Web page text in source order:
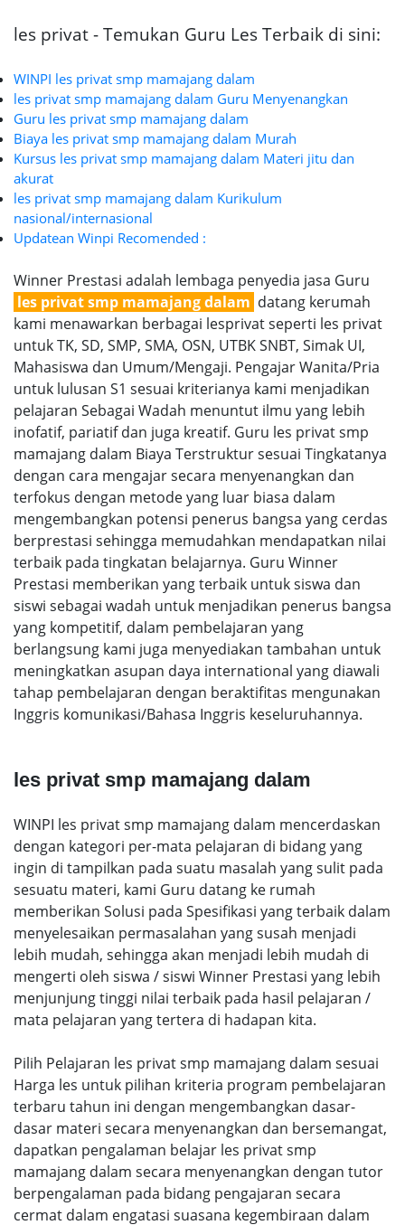
les privat - Temukan Guru Les Terbaik di sini:
WINPI les privat smp mamajang dalam
les privat smp mamajang dalam Guru Menyenangkan
Guru les privat smp mamajang dalam
Biaya les privat smp mamajang dalam Murah
Kursus les privat smp mamajang dalam Materi jitu dan
akurat
les privat smp mamajang dalam Kurikulum
nasional/internasional
Updatean Winpi Recomended :
Winner Prestasi adalah lembaga penyedia jasa Guru
les privat smp mamajang dalam datang kerumah
kami menawarkan berbagai lesprivat seperti les privat
untuk TK, SD, SMP, SMA, OSN, UTBK SNBT, Simak UI,
Mahasiswa dan Umum/Mengaji. Pengajar Wanita/Pria
untuk lulusan S1 sesuai kriterianya kami menjadikan
pelajaran Sebagai Wadah menuntut ilmu yang lebih
inofatif, pariatif dan juga kreatif. Guru les privat smp
mamajang dalam Biaya Terstruktur sesuai Tingkatanya
dengan cara mengajar secara menyenangkan dan
terfokus dengan metode yang luar biasa dalam
mengembangkan potensi penerus bangsa yang cerdas
berprestasi sehingga memudahkan mendapatkan nilai
terbaik pada tingkatan belajarnya. Guru Winner
Prestasi memberikan yang terbaik untuk siswa dan
siswi sebagai wadah untuk menjadikan penerus bangsa
yang kompetitif, dalam pembelajaran yang
berlangsung kami juga menyediakan tambahan untuk
meningkatkan asupan daya international yang diawali
tahap pembelajaran dengan beraktifitas mengunakan
Inggris komunikasi/Bahasa Inggris keseluruhannya.
les privat smp mamajang dalam
WINPI les privat smp mamajang dalam mencerdaskan
dengan kategori per-mata pelajaran di bidang yang
ingin di tampilkan pada suatu masalah yang sulit pada
sesuatu materi, kami Guru datang ke rumah
memberikan Solusi pada Spesifikasi yang terbaik dalam
menyelesaikan permasalahan yang susah menjadi
lebih mudah, sehingga akan menjadi lebih mudah di
mengerti oleh siswa / siswi Winner Prestasi yang lebih
menjunjung tinggi nilai terbaik pada hasil pelajaran /
mata pelajaran yang tertera di hadapan kita.
Pilih Pelajaran les privat smp mamajang dalam sesuai
Harga les untuk pilihan kriteria program pembelajaran
terbaru tahun ini dengan mengembangkan dasar-
dasar materi secara menyenangkan dan bersemangat,
dapatkan pengalaman belajar les privat smp
mamajang dalam secara menyenangkan dengan tutor
berpengalaman pada bidang pengajaran secara
cermat dalam engatasi suasana kegembiraan dalam